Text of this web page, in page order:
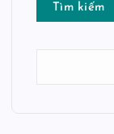
Tìm kiếm